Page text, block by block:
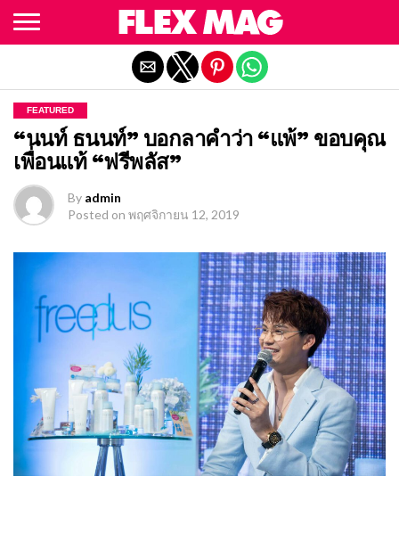
FEATURED
“นนท์ ธนนท์” บอกลาคำว่า “แพ้” ขอบคุณ
เพื่อนแท้ “ฟรีพลัส”
By admin
Posted on พฤศจิกายน 12, 2019
Exit mobile version